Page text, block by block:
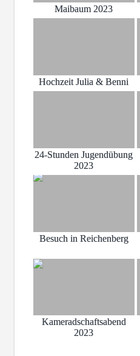
Maibaum 2023
Hochzeit Julia & Benni
24-Stunden Jugendübung
2023
Besuch in Reichenberg
Kameradschaftsabend
2023